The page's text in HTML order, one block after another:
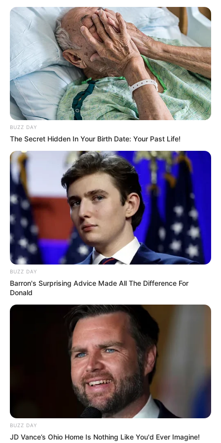
ΞΕΡΕΤΕ ΟΤΙ ΔΕΝ ΕΧΟΥΜΕ ΚΑΝ ΠΑΡΟΥΣΙΑΣΕΙ ΑΚΟΜΑ ΤΟΝ
ΜΕΓΑΛΥΤΕΡΟ ΟΓΚΟ ΤΩΝ ΑΠΟΔΕΙΞΕΩΝ ΜΑΣ…….ΕΙΝΑΙ
ΑΥΤΟ ΣΤΟ ΟΠΟΙΟ ΔΟΥΛΕΥΩ ΑΥΤΗ ΤΗ ΣΤΙΓΜΗ………
ΠΡΟΚΕΙΤΕ ΝΑ ΓΙΝΕΙ ΕΝΑ BLOCKBUSTER !!!!!!!
ΟΛΑ ΘΑ ΤΑ ΑΠΟΔΕΙΞΟΥΜΕ ΜΠΡΟΣΤΑ ΣΤΟ
ΔΙΚΑΣΤΗΡΙΟ….ΟΧΙ ΣΤΑ ΜΜΕ…….ΔΕΧΤΗΚΑ ΠΟΛΛΕΣ
ΠΙΕΣΕΙΣ ΝΑ ΤΟΥΣ ΔΩΣΩ ΣΤΟΙΧΕΙΑ, ΑΛΛΑ ΔΕΝ ΕΧΟΥΝ
ΚΑΜΜΙΑ ΔΟΥΛΕΙΑ ΤΑ ΜΜΕ ΣΕ ΟΛΟ ΑΥΤΟ…..ΔΟΥΛΕΥΟΥΜΕ
ΣΤΑ ΣΤΟΙΧΕΙΑ ΓΙΑ ΝΑ ΤΑ ΠΑΡΟΥΣΙΑΣΟΥΜΕ ΣΤΟ
ΕΧΟΥΜΕ ΙΣΧΥΡΕΣ ΕΝΟΡΚΕΣ ΔΗΛΩΣΕΙΣ ΜΑΡΤΥΡΩΝ ΠΟΥ
ΕΙΔΑΝ ΚΑΙ ΕΖΗΣΑΝ ΤΟ ΠΩΣ ΔΗΜΙΟΥΡΓΗΘΗΚΕ ΑΥΤΟ ΤΟ
ΣΥΣΤΗΜΑ ΝΟΘΕΙΑΣ, ΠΩΣ ΕΜΠΛΕΚΕΤΑΙ Ο HUGO
SANCHES, ΑΝΘΡΩΠΟΥΣ ΠΟΥ ΕΙΔΑΝ ΨΗΦΟΔΕΛΤΙΑ ΝΑ
ΚΑΤΑΣΤΡΕΦΟΝΤΑΙ, ΑΝΘΡΩΠΟΥΣ ΠΟΥ ΕΙΔΑΝ ΤΑ ΨΕΥΤΙΚΑ
BUZZ DAY
The Secret Hidden In Your Birth Date: Your Past Life!
BUZZ DAY
Barron's Surprising Advice Made All The Difference For
Donald
BUZZ DAY
JD Vance’s Ohio Home Is Nothing Like You'd Ever Imagine!